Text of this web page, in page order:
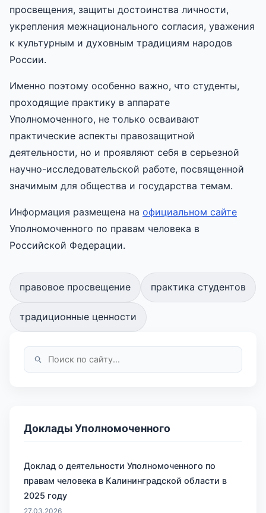
просвещения, защиты достоинства личности,
укрепления межнационального согласия, уважения
к культурным и духовным традициям народов
России.
Именно поэтому особенно важно, что студенты,
проходящие практику в аппарате
Уполномоченного, не только осваивают
практические аспекты правозащитной
деятельности, но и проявляют себя в серьезной
научно-исследовательской работе, посвященной
значимым для общества и государства темам.
Информация размещена на официальном сайте
Уполномоченного по правам человека в
Российской Федерации.
правовое просвещение практика студентов
традиционные ценности
Доклады Уполномоченного
Доклад о деятельности Уполномоченного по
правам человека в Калининградской области в
2025 году
27.03.2026